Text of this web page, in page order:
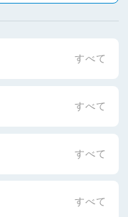
すべて
すべて
すべて
すべて